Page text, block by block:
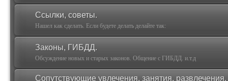
Ссылки, советы.
Нашел как сделать. Если будете делать делайте так:
Законы, ГИБДД.
Обсуждение новых и старых законов. Общение с ГИБДД. и.т.д
Сопутствующие увлечения, занятия, развлечения.